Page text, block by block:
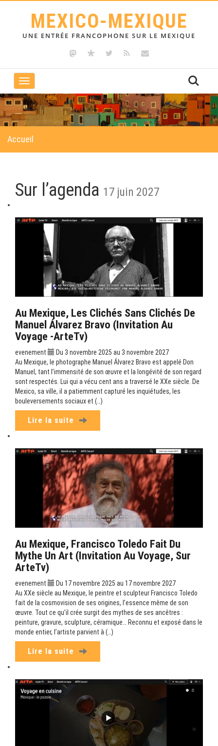
MEXICO-MEXIQUE
UNE ENTRÉE FRANCOPHONE SUR LE MEXIQUE
Toggle
navigation
Accueil
Sur l’agenda 17 juin 2027
Au Mexique, Les Clichés Sans Clichés De
Manuel Álvarez Bravo (Invitation Au
Voyage -ArteTv)
evenement
Du 3 novembre 2025 au 3 novembre 2027
Au Mexique, le photographe Manuel Álvarez Bravo est appelé Don
Manuel, tant l’immensité de son œuvre et la longévité de son regard
sont respectés. Lui qui a vécu cent ans a traversé le XXe siècle. De
Mexico, sa ville, il a patiemment capturé les inquiétudes, les
bouleversements sociaux et (…)
Lire la suite
Au Mexique, Francisco Toledo Fait Du
Mythe Un Art (Invitation Au Voyage, Sur
ArteTv)
evenement
Du 17 novembre 2025 au 17 novembre 2027
Au XXe siècle au Mexique, le peintre et sculpteur Francisco Toledo
fait de la cosmovision de ses origines, l’essence même de son
œuvre. Tout ce qu’il crée surgit des mythes de ses ancêtres :
peinture, gravure, sculpture, céramique… Reconnu et exposé dans le
monde entier, l’artiste parvient à (…)
Lire la suite